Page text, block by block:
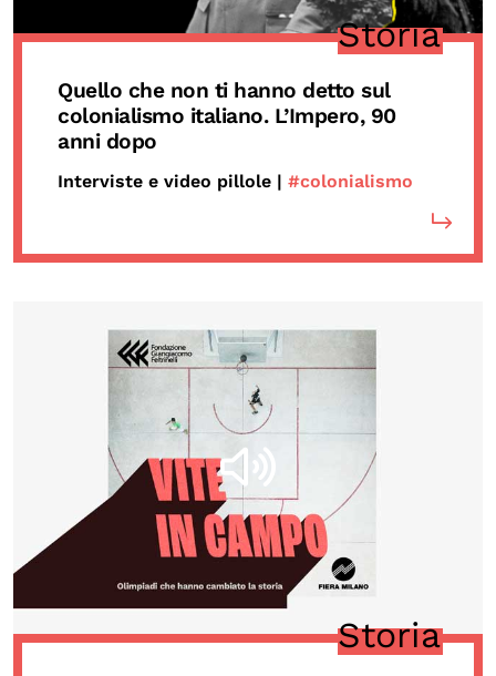
Storia
Quello che non ti hanno detto sul
colonialismo italiano. L’Impero, 90
anni dopo
Interviste e video pillole | #colonialismo
Storia